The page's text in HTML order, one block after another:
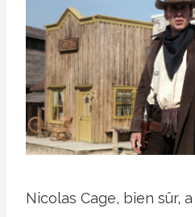
Nicolas Cage, bien sûr,